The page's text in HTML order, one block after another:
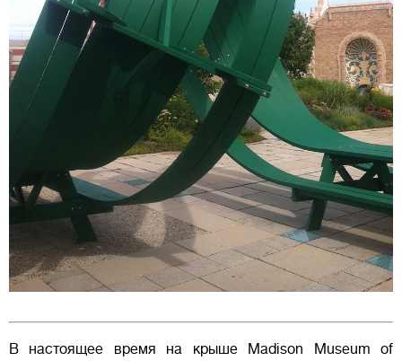
В настоящее время на крыше Madison Museum of